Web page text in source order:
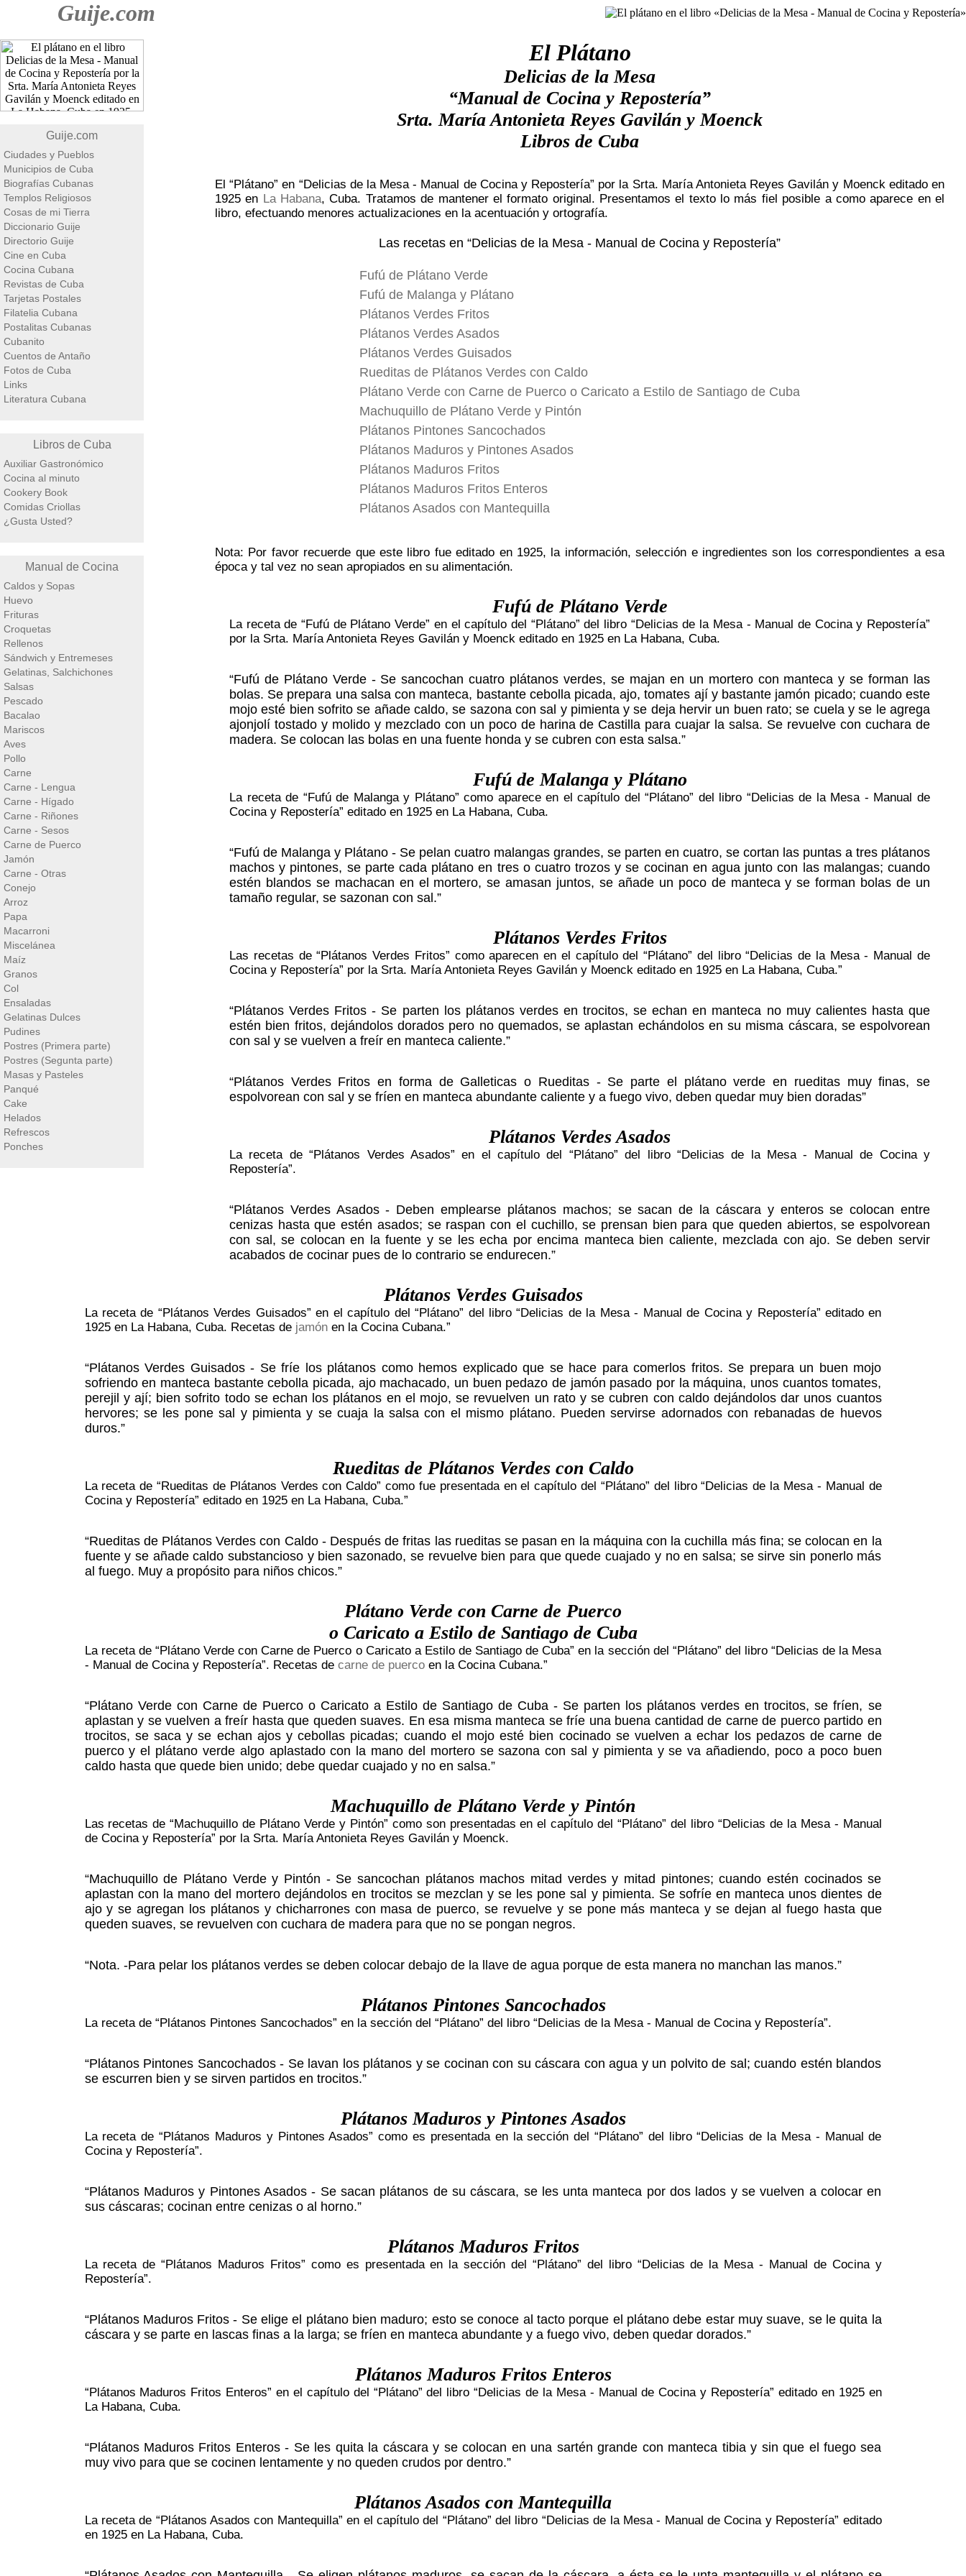
Guije.com
Guije.com
Ciudades y Pueblos
Municipios de Cuba
Biografías Cubanas
Templos Religiosos
Cosas de mi Tierra
Diccionario Guije
Directorio Guije
Cine en Cuba
Cocina Cubana
Revistas de Cuba
Tarjetas Postales
Filatelia Cubana
Postalitas Cubanas
Cubanito
Cuentos de Antaño
Fotos de Cuba
Links
Literatura Cubana
Libros de Cuba
Auxiliar Gastronómico
Cocina al minuto
Cookery Book
Comidas Criollas
¿Gusta Usted?
Manual de Cocina
Caldos y Sopas
Huevo
Frituras
Croquetas
Rellenos
Sándwich y Entremeses
Gelatinas, Salchichones
Salsas
Pescado
Bacalao
Mariscos
Aves
Pollo
Carne
Carne - Lengua
Carne - Hígado
Carne - Riñones
Carne - Sesos
Carne de Puerco
Jamón
Carne - Otras
Conejo
Arroz
Papa
Macarroni
Miscelánea
Maíz
Granos
Col
Ensaladas
Gelatinas Dulces
Pudines
Postres (Primera parte)
Postres (Segunta parte)
Masas y Pasteles
Panqué
Cake
Helados
Refrescos
Ponches
El Plátano
Delicias de la Mesa
“Manual de Cocina y Repostería”
Srta. María Antonieta Reyes Gavilán y Moenck
Libros de Cuba
El “Plátano” en “Delicias de la Mesa - Manual de Cocina y Repostería” por la Srta. María Antonieta Reyes Gavilán y Moenck editado en
1925 en La Habana, Cuba. Tratamos de mantener el formato original. Presentamos el texto lo más fiel posible a como aparece en el
libro, efectuando menores actualizaciones en la acentuación y ortografía.
Las recetas en “Delicias de la Mesa - Manual de Cocina y Repostería”
Fufú de Plátano Verde
Fufú de Malanga y Plátano
Plátanos Verdes Fritos
Plátanos Verdes Asados
Plátanos Verdes Guisados
Rueditas de Plátanos Verdes con Caldo
Plátano Verde con Carne de Puerco o Caricato a Estilo de Santiago de Cuba
Machuquillo de Plátano Verde y Pintón
Plátanos Pintones Sancochados
Plátanos Maduros y Pintones Asados
Plátanos Maduros Fritos
Plátanos Maduros Fritos Enteros
Plátanos Asados con Mantequilla
Nota: Por favor recuerde que este libro fue editado en 1925, la información, selección e ingredientes son los correspondientes a esa
época y tal vez no sean apropiados en su alimentación.
Fufú de Plátano Verde
La receta de “Fufú de Plátano Verde” en el capítulo del “Plátano” del libro “Delicias de la Mesa - Manual de Cocina y Repostería”
por la Srta. María Antonieta Reyes Gavilán y Moenck editado en 1925 en La Habana, Cuba.
“Fufú de Plátano Verde - Se sancochan cuatro plátanos verdes, se majan en un mortero con manteca y se forman las
bolas. Se prepara una salsa con manteca, bastante cebolla picada, ajo, tomates ají y bastante jamón picado; cuando este
mojo esté bien sofrito se añade caldo, se sazona con sal y pimienta y se deja hervir un buen rato; se cuela y se le agrega
ajonjolí tostado y molido y mezclado con un poco de harina de Castilla para cuajar la salsa. Se revuelve con cuchara de
madera. Se colocan las bolas en una fuente honda y se cubren con esta salsa.”
Fufú de Malanga y Plátano
La receta de “Fufú de Malanga y Plátano” como aparece en el capítulo del “Plátano” del libro “Delicias de la Mesa - Manual de
Cocina y Repostería” editado en 1925 en La Habana, Cuba.
“Fufú de Malanga y Plátano - Se pelan cuatro malangas grandes, se parten en cuatro, se cortan las puntas a tres plátanos
machos y pintones, se parte cada plátano en tres o cuatro trozos y se cocinan en agua junto con las malangas; cuando
estén blandos se machacan en el mortero, se amasan juntos, se añade un poco de manteca y se forman bolas de un
tamaño regular, se sazonan con sal.”
Plátanos Verdes Fritos
Las recetas de “Plátanos Verdes Fritos” como aparecen en el capítulo del “Plátano” del libro “Delicias de la Mesa - Manual de
Cocina y Repostería” por la Srta. María Antonieta Reyes Gavilán y Moenck editado en 1925 en La Habana, Cuba.”
“Plátanos Verdes Fritos - Se parten los plátanos verdes en trocitos, se echan en manteca no muy calientes hasta que
estén bien fritos, dejándolos dorados pero no quemados, se aplastan echándolos en su misma cáscara, se espolvorean
con sal y se vuelven a freír en manteca caliente.”
“Plátanos Verdes Fritos en forma de Galleticas o Rueditas - Se parte el plátano verde en rueditas muy finas, se
espolvorean con sal y se fríen en manteca abundante caliente y a fuego vivo, deben quedar muy bien doradas”
Plátanos Verdes Asados
La receta de “Plátanos Verdes Asados” en el capítulo del “Plátano” del libro “Delicias de la Mesa - Manual de Cocina y
Repostería”.
“Plátanos Verdes Asados - Deben emplearse plátanos machos; se sacan de la cáscara y enteros se colocan entre
cenizas hasta que estén asados; se raspan con el cuchillo, se prensan bien para que queden abiertos, se espolvorean
con sal, se colocan en la fuente y se les echa por encima manteca bien caliente, mezclada con ajo. Se deben servir
acabados de cocinar pues de lo contrario se endurecen.”
Plátanos Verdes Guisados
La receta de “Plátanos Verdes Guisados” en el capítulo del “Plátano” del libro “Delicias de la Mesa - Manual de Cocina y Repostería” editado en
1925 en La Habana, Cuba. Recetas de jamónen la Cocina Cubana.”
“Plátanos Verdes Guisados - Se fríe los plátanos como hemos explicado que se hace para comerlos fritos. Se prepara un buen mojo
sofriendo en manteca bastante cebolla picada, ajo machacado, un buen pedazo de jamón pasado por la máquina, unos cuantos tomates,
perejil y ají; bien sofrito todo se echan los plátanos en el mojo, se revuelven un rato y se cubren con caldo dejándolos dar unos cuantos
hervores; se les pone sal y pimienta y se cuaja la salsa con el mismo plátano. Pueden servirse adornados con rebanadas de huevos
duros.”
Rueditas de Plátanos Verdes con Caldo
La receta de “Rueditas de Plátanos Verdes con Caldo” como fue presentada en el capítulo del “Plátano” del libro “Delicias de la Mesa - Manual de
Cocina y Repostería” editado en 1925 en La Habana, Cuba.”
“Rueditas de Plátanos Verdes con Caldo - Después de fritas las rueditas se pasan en la máquina con la cuchilla más fina; se colocan en la
fuente y se añade caldo substancioso y bien sazonado, se revuelve bien para que quede cuajado y no en salsa; se sirve sin ponerlo más
al fuego. Muy a propósito para niños chicos.”
Plátano Verde con Carne de Puerco
o Caricato a Estilo de Santiago de Cuba
La receta de “Plátano Verde con Carne de Puerco o Caricato a Estilo de Santiago de Cuba” en la sección del “Plátano” del libro “Delicias de la Mesa
- Manual de Cocina y Repostería”. Recetas de carne de puercoen la Cocina Cubana.”
“Plátano Verde con Carne de Puerco o Caricato a Estilo de Santiago de Cuba - Se parten los plátanos verdes en trocitos, se fríen, se
aplastan y se vuelven a freír hasta que queden suaves. En esa misma manteca se fríe una buena cantidad de carne de puerco partido en
trocitos, se saca y se echan ajos y cebollas picadas; cuando el mojo esté bien cocinado se vuelven a echar los pedazos de carne de
puerco y el plátano verde algo aplastado con la mano del mortero se sazona con sal y pimienta y se va añadiendo, poco a poco buen
caldo hasta que quede bien unido; debe quedar cuajado y no en salsa.”
Machuquillo de Plátano Verde y Pintón
Las recetas de “Machuquillo de Plátano Verde y Pintón” como son presentadas en el capítulo del “Plátano” del libro “Delicias de la Mesa - Manual
de Cocina y Repostería” por la Srta. María Antonieta Reyes Gavilán y Moenck.
“Machuquillo de Plátano Verde y Pintón - Se sancochan plátanos machos mitad verdes y mitad pintones; cuando estén cocinados se
aplastan con la mano del mortero dejándolos en trocitos se mezclan y se les pone sal y pimienta. Se sofríe en manteca unos dientes de
ajo y se agregan los plátanos y chicharrones con masa de puerco, se revuelve y se pone más manteca y se dejan al fuego hasta que
queden suaves, se revuelven con cuchara de madera para que no se pongan negros.
“Nota. -Para pelar los plátanos verdes se deben colocar debajo de la llave de agua porque de esta manera no manchan las manos.”
Plátanos Pintones Sancochados
La receta de “Plátanos Pintones Sancochados” en la sección del “Plátano” del libro “Delicias de la Mesa - Manual de Cocina y Repostería”.
“Plátanos Pintones Sancochados - Se lavan los plátanos y se cocinan con su cáscara con agua y un polvito de sal; cuando estén blandos
se escurren bien y se sirven partidos en trocitos.”
Plátanos Maduros y Pintones Asados
La receta de “Plátanos Maduros y Pintones Asados” como es presentada en la sección del “Plátano” del libro “Delicias de la Mesa - Manual de
Cocina y Repostería”.
“Plátanos Maduros y Pintones Asados - Se sacan plátanos de su cáscara, se les unta manteca por dos lados y se vuelven a colocar en
sus cáscaras; cocinan entre cenizas o al horno.”
Plátanos Maduros Fritos
La receta de “Plátanos Maduros Fritos” como es presentada en la sección del “Plátano” del libro “Delicias de la Mesa - Manual de Cocina y
Repostería”.
“Plátanos Maduros Fritos - Se elige el plátano bien maduro; esto se conoce al tacto porque el plátano debe estar muy suave, se le quita la
cáscara y se parte en lascas finas a la larga; se fríen en manteca abundante y a fuego vivo, deben quedar dorados.”
Plátanos Maduros Fritos Enteros
“Plátanos Maduros Fritos Enteros” en el capítulo del “Plátano” del libro “Delicias de la Mesa - Manual de Cocina y Repostería” editado en 1925 en
La Habana, Cuba.
“Plátanos Maduros Fritos Enteros - Se les quita la cáscara y se colocan en una sartén grande con manteca tibia y sin que el fuego sea
muy vivo para que se cocinen lentamente y no queden crudos por dentro.”
Plátanos Asados con Mantequilla
La receta de “Plátanos Asados con Mantequilla” en el capítulo del “Plátano” del libro “Delicias de la Mesa - Manual de Cocina y Repostería” editado
en 1925 en La Habana, Cuba.